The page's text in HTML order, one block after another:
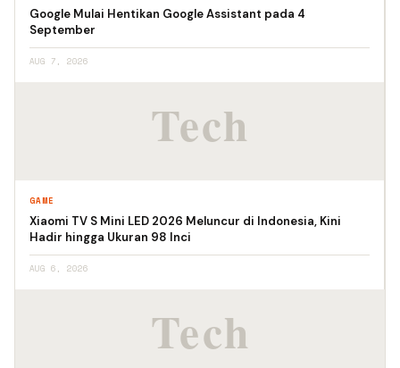
Google Mulai Hentikan Google Assistant pada 4
September
AUG 7, 2026
GAME
Xiaomi TV S Mini LED 2026 Meluncur di Indonesia, Kini
Hadir hingga Ukuran 98 Inci
AUG 6, 2026